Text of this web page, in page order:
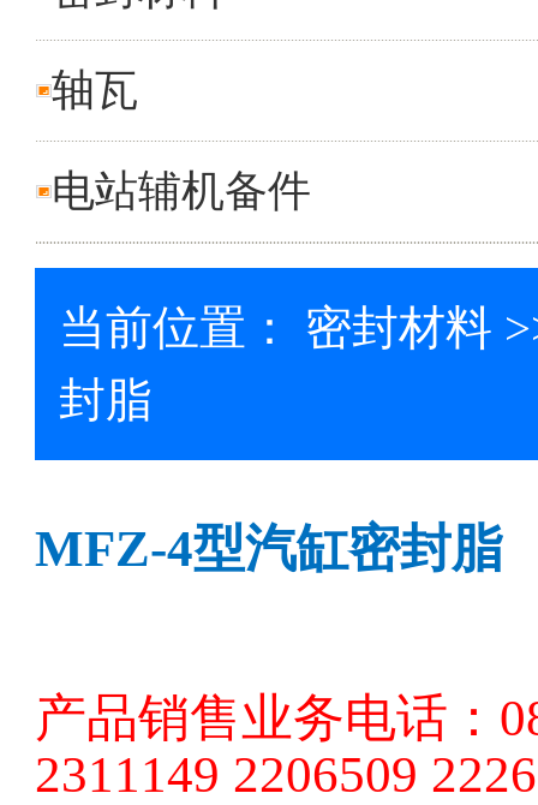
轴瓦
电站辅机备件
当前位置： 密封材料
封脂
MFZ-4型汽缸密封脂
产品销售业务电话：
2311149 2206509